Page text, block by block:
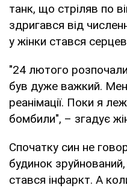
танк, що стріляв по
здригався від
у жінки стався
"24 лютого
був дуже важкий.
реанімації. Поки я
бомбили", – згадує
Спочатку син не
будинок
стався інфаркт. А